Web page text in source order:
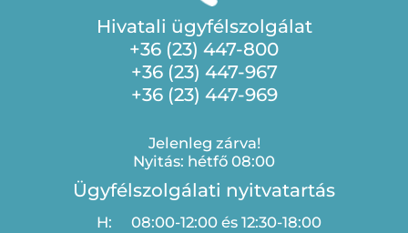
Hivatali ügyfélszolgálat
+36 (23) 447-800
+36 (23) 447-967
+36 (23) 447-969
Jelenleg zárva!
Nyitás: hétfő 08:00
Ügyfélszolgálati nyitvatartás
H:
08:00-12:00 és 12:30-18:00